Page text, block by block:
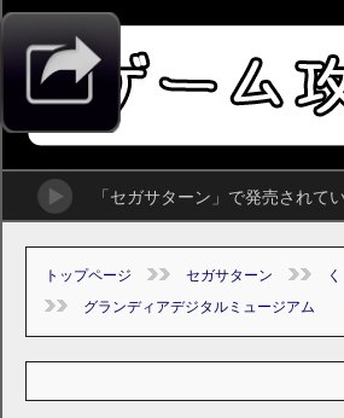
「セガサターン」で発売され
トップページ セガサターン
く
グランディアデジタルミュージアム